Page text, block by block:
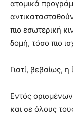
ατομικά
πιο εσωτερική
δομή, τόσο πιο
Γιατί, βεβαίως,
Εντός
και σε όλους